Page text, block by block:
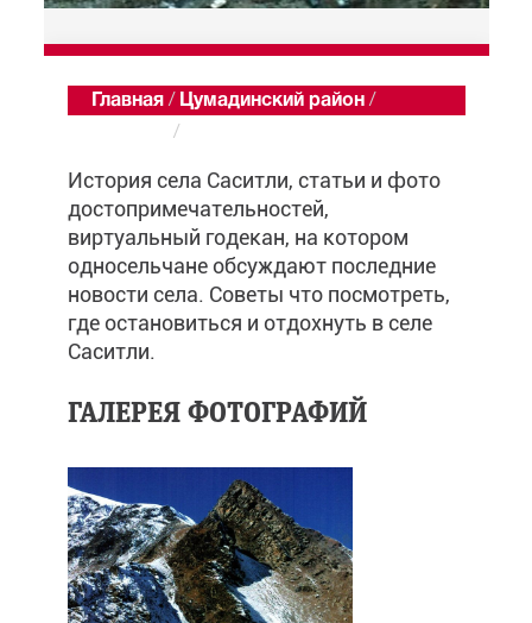
Главная / Цумадинский район /
/
История села Саситли, статьи и фото
достопримечательностей,
виртуальный годекан, на котором
односельчане обсуждают последние
новости села. Советы что посмотреть,
где остановиться и отдохнуть в селе
Саситли.
ГАЛЕРЕЯ ФОТОГРАФИЙ